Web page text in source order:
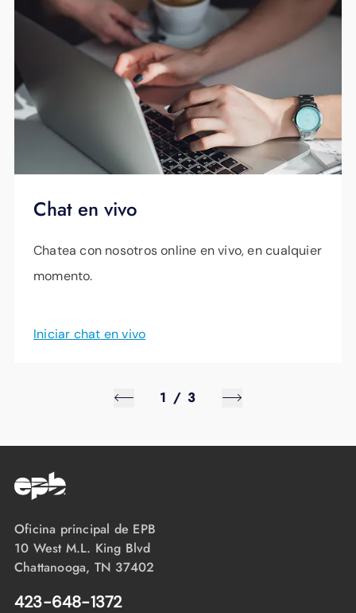
Chat en vivo
Chatea con nosotros online en vivo, en cualquier
momento.
Iniciar chat en vivo
1 / 3
Oficina principal de EPB
10 West M.L. King Blvd
Chattanooga, TN 37402
423-648-1372